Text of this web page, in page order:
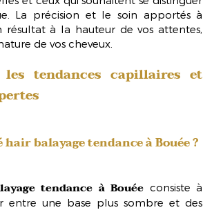
La précision et le soin apportés à
résultat à la hauteur de vos attentes,
de vos cheveux.
tendances capillaires et
hair balayage tendance à Bouée?
tendance à Bouée consiste à
entre une base plus sombre et des